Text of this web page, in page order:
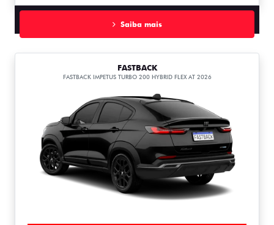
Saiba mais
FASTBACK
FASTBACK IMPETUS TURBO 200 HYBRID FLEX AT 2026